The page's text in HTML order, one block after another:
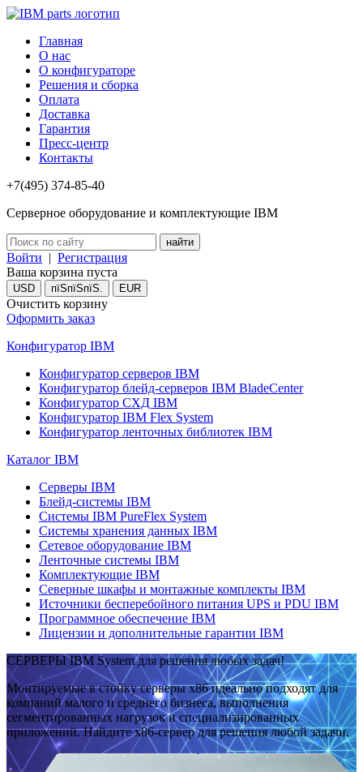
Главная
О нас
О конфигураторе
Решения и сборка
Оплата
Доставка
Гарантия
Пресс-центр
Контакты
+7(495) 374-85-40
Серверное оборудование и комплектующие IBM
Войти | Регистрация
Ваша корзина пуста
USD пїЅпїЅпїЅ. EUR
Очистить корзину
Оформить заказ
Конфигуратор IBM
Конфигуратор серверов IBM
Конфигуратор блейд-серверов IBM BladeCenter
Конфигуратор СХД IBM
Конфигуратор IBM Flex System
Конфигуратор ленточных библиотек IBM
Каталог IBM
Серверы IBM
Блейд-системы IBM
Системы IBM PureFlex System
Системы хранения данных IBM
Сетевое оборудование IBM
Ленточные системы IBM
Комплектующие IBM
Северные шкафы и монтажные комплекты IBM
Источники бесперебойного питания UPS и PDU IBM
Программное обеспечение IBM
Лицензии и дополнительные гарантии IBM
СЕРВЕРЫ IBM System для решения любых задач!
Монтируемые в стойку серверы x86 идеально подходят для
компаний малого и среднего бизнеса, выполнения
сегментированных нагрузок и специализированных
приложений. Найдите x86-сервер для решения любой задачи.